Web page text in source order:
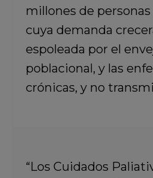
millones de
cuya demanda
espoleada por el
poblacional, y las
crónicas, y no
“Los Cuidados